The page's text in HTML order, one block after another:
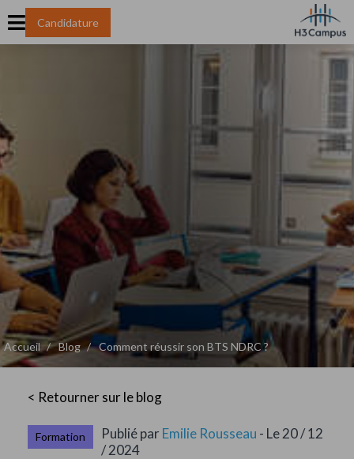
Candidature
Accueil Blog Comment réussir son BTS NDRC ?
< Retourner sur le blog
Formation Publié parEmilie Rousseau - Le 20 / 12
/ 2024